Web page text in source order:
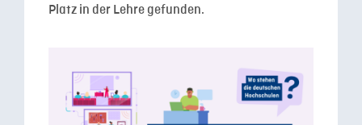
Platz in der Lehre gefunden.